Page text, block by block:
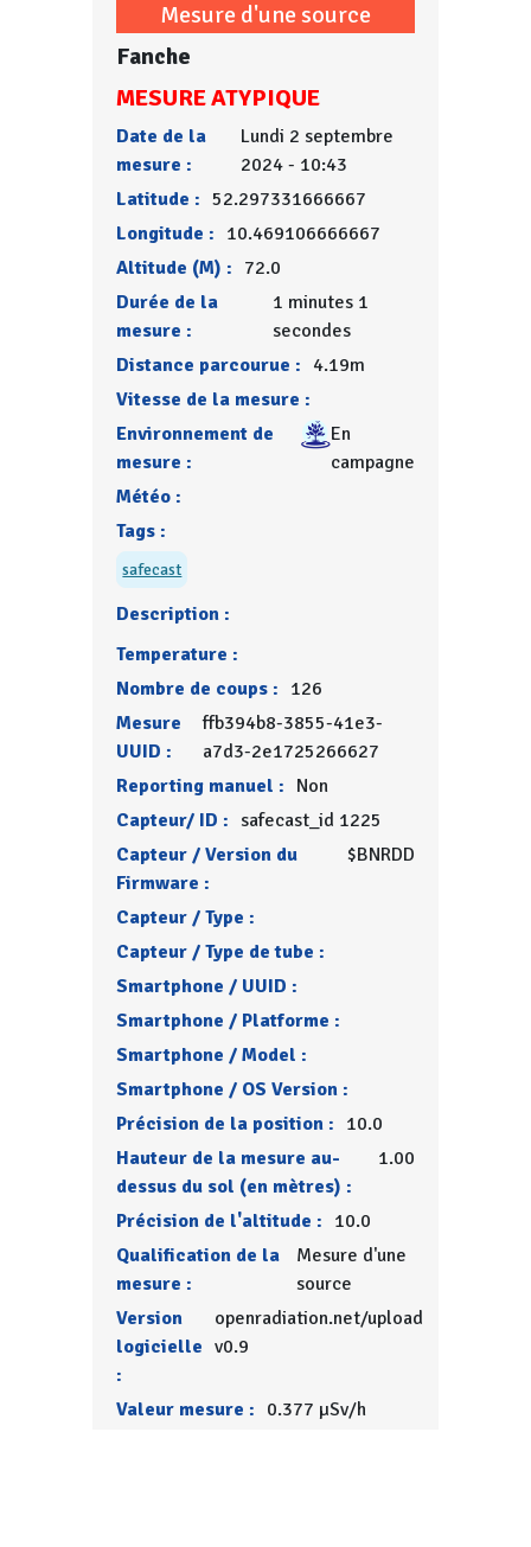
Mesure d'une source
Fanche
MESURE ATYPIQUE
Date de la
mesure :
Lundi 2 septembre
2024 - 10:43
Latitude : 52.297331666667
Longitude : 10.469106666667
Altitude (M) : 72.0
Durée de la
mesure :
1 minutes 1
secondes
Distance parcourue : 4.19m
Vitesse de la mesure :
Environnement de
mesure :
En
campagne
Météo :
Tags :
safecast
Description :
Temperature :
Nombre de coups : 126
Mesure
UUID :
ffb394b8-3855-41e3-
a7d3-2e1725266627
Reporting manuel : Non
Capteur/ ID : safecast_id 1225
Capteur / Version du
Firmware :
$BNRDD
Capteur / Type :
Capteur / Type de tube :
Smartphone / UUID :
Smartphone / Platforme :
Smartphone / Model :
Smartphone / OS Version :
Précision de la position : 10.0
Hauteur de la mesure au-
dessus du sol (en mètres) :
1.00
Précision de l'altitude : 10.0
Qualification de la
mesure :
Mesure d'une
source
Version
logicielle
:
openradiation.net/upload
v0.9
Valeur mesure : 0.377 µSv/h